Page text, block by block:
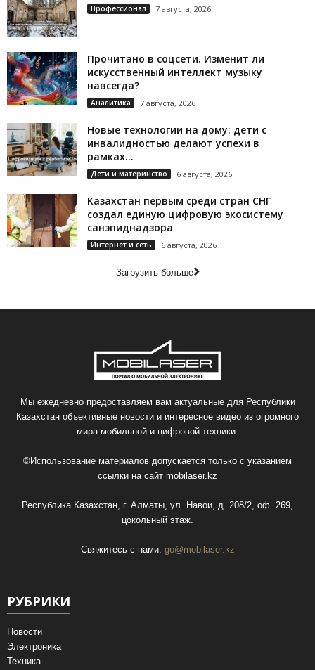
Профессионал 7 августа, 2026
Прочитано в соцсети. Изменит ли
искусственный интеллект музыку
навсегда?
Аналитика 7 августа, 2026
Новые технологии на дому: дети с
инвалидностью делают успехи в
рамках...
Дети и материнство 6 августа, 2026
Казахстан первым среди стран СНГ
создал единую цифровую экосистему
санэпиднадзора
Интернет и сеть 6 августа, 2026
Загрузить больше
Мы ежедневно предоставляем вам актуальные для Республики
Казахстан объективные новости и интересное видео из огромного
мира мобильной и цифровой техники.
©Использование материалов допускается только с указанием
ссылки на сайт mobilaser.kz
Республика Казахстан, г. Алматы, ул. Навои, д. 208/2, оф. 269,
цокольный этаж.
Свяжитесь с нами: go@mobilaser.kz
РУБРИКИ
Новости
Электроника
Техника